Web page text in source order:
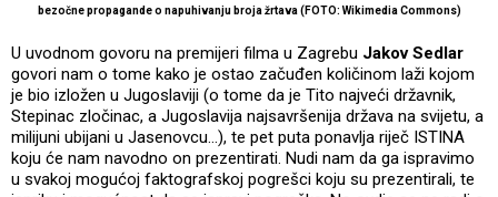
bezočne propagande o napuhivanju broja žrtava (FOTO: Wikimedia Commons)
U uvodnom govoru na premijeri filma u Zagrebu Jakov Sedlar
govori nam o tome kako je ostao začuđen količinom laži kojom
je bio izložen u Jugoslaviji (o tome da je Tito najveći državnik,
Stepinac zločinac, a Jugoslavija najsavršenija država na svijetu, a
milijuni ubijani u Jasenovcu…), te pet puta ponavlja riječ ISTINA
koju će nam navodno on prezentirati. Nudi nam da ga ispravimo
u svakoj mogućoj faktografskoj pogrešci koju su prezentirali, te